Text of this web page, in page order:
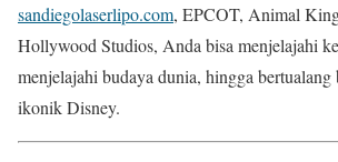
sandiegolaserlipo.com, EPCOT, Animal
Hollywood Studios, Anda bisa menjelajahi
menjelajahi budaya dunia, hingga bertualang
ikonik Disney.